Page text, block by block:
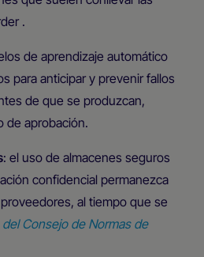
.
de aprendizaje automático
para anticipar y prevenir fallos
de que se produzcan,
de aprobación.
: el uso de almacenes seguros
confidencial permanezca
al tiempo que se
del Consejo de Normas de